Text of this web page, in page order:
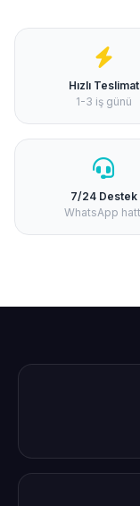
Hızlı Teslimat
1-3 iş günü
7/24 Destek
WhatsApp